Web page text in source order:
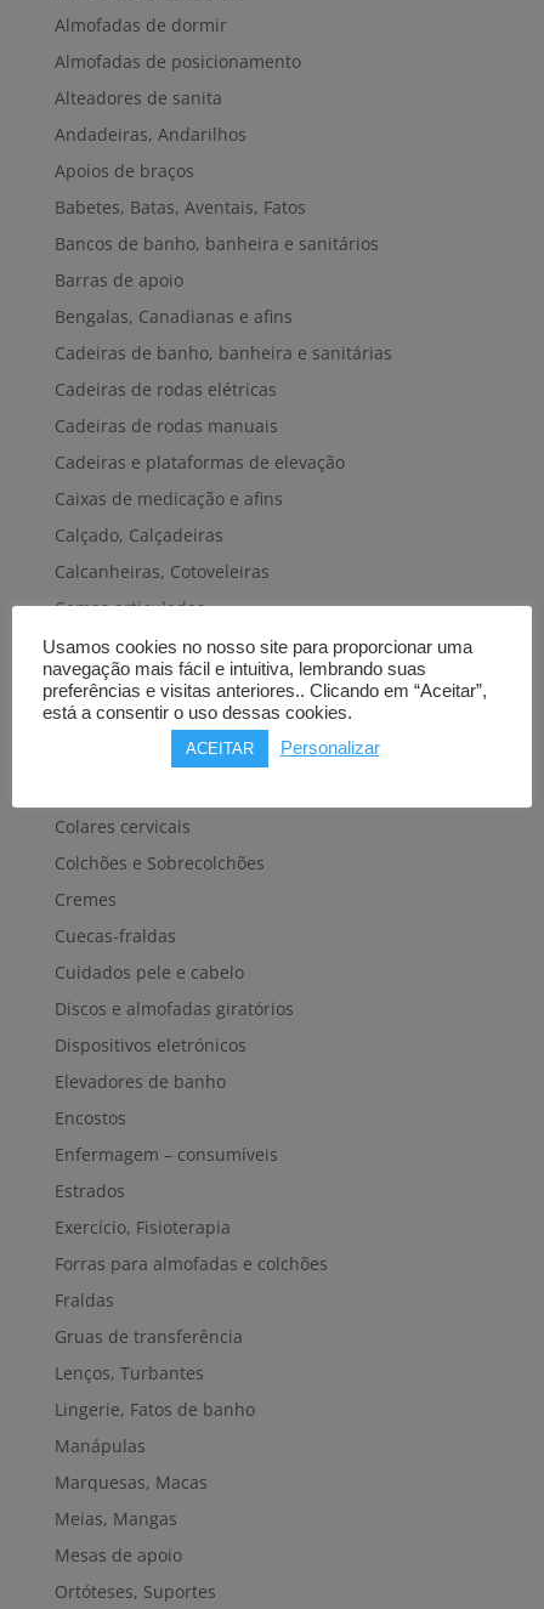
Almofadas de dormir
Almofadas de posicionamento
Alteadores de sanita
Andadeiras, Andarilhos
Apoios de braços
Babetes, Batas, Aventais, Fatos
Bancos de banho, banheira e sanitários
Barras de apoio
Bengalas, Canadianas e afins
Cadeiras de banho, banheira e sanitárias
Cadeiras de rodas elétricas
Cadeiras de rodas manuais
Cadeiras e plataformas de elevação
Caixas de medicação e afins
Calçado, Calçadeiras
Calcanheiras, Cotoveleiras
Camas articuladas
Carros hospitalares
Cestas, Arneses
Cintas e Faixas
Cintos, Coletes e afins
Colares cervicais
Colchões e Sobrecolchões
Cremes
Cuecas-fraldas
Cuidados pele e cabelo
Discos e almofadas giratórios
Dispositivos eletrónicos
Elevadores de banho
Encostos
Enfermagem – consumíveis
Estrados
Exercício, Fisioterapia
Forras para almofadas e colchões
Fraldas
Gruas de transferência
Lenços, Turbantes
Lingerie, Fatos de banho
Manápulas
Marquesas, Macas
Meias, Mangas
Mesas de apoio
Ortóteses, Suportes
Usamos cookies no nosso site para proporcionar uma
navegação mais fácil e intuitiva, lembrando suas
preferências e visitas anteriores.. Clicando em “Aceitar”,
está a consentir o uso dessas cookies.
ACEITAR Personalizar